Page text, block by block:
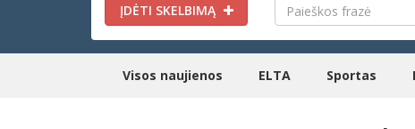
ĮDĖTI SKELBIMĄ
Visos naujienos ELTA Sportas